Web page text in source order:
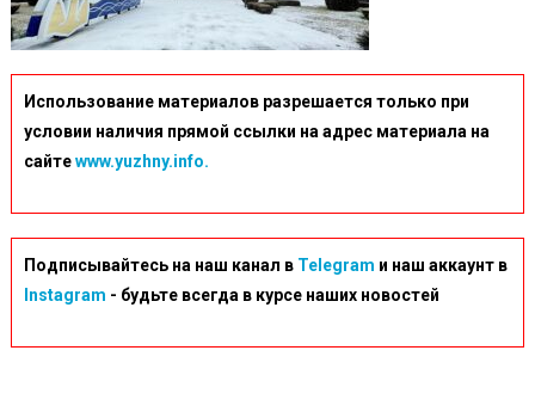
Использование материалов разрешается только при
условии наличия прямой ссылки на адрес материала на
сайтеwww.yuzhny.info.
Подписывайтесь на наш канал в Telegram и наш аккаунт в
Instagram - будьте всегда в курсе наших новостей